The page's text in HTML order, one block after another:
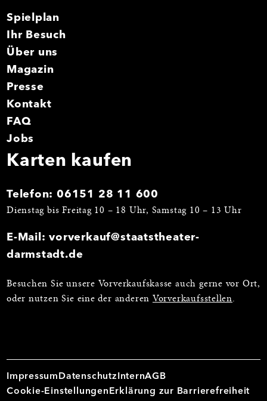
Spielplan
Ihr Besuch
Über uns
Magazin
Presse
Kontakt
FAQ
Jobs
Karten kaufen
Telefon:06151 28 11 600
Dienstag bis Freitag 10 – 18 Uhr, Samstag 10 – 13 Uhr
E-Mail:vorverkauf@staatstheater-
darmstadt.de
Besuchen Sie unsere Vorverkaufskasse auch gerne vor Ort,
oder nutzen Sie eine der anderen Vorverkaufsstellen.
Impressum Datenschutz InternAGB
Cookie-Einstellungen Erklärung zur Barrierefreiheit